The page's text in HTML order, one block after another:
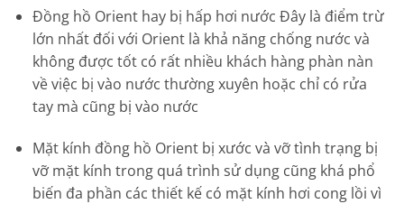
Đồng hồ Orient hay bị hấp hơi nước Đây là điểm trừ
lớn nhất đối với Orient là khả năng chống nước và
không được tốt có rất nhiều khách hàng phàn nàn
về việc bị vào nước thường xuyên hoặc chỉ có rửa
tay mà cũng bị vào nước
Mặt kính đồng hồ Orient bị xước và vỡ tình trạng bị
vỡ mặt kính trong quá trình sử dụng cũng khá phổ
biến đa phần các thiết kế có mặt kính hơi cong lồi vì